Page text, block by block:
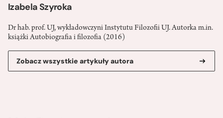
Izabela Szyroka
Dr hab. prof. UJ, wykładowczyni Instytutu Filozofii UJ. Autorka m.in.
książki Autobiografia i filozofia (2016)
Zobacz wszystkie artykuły autora